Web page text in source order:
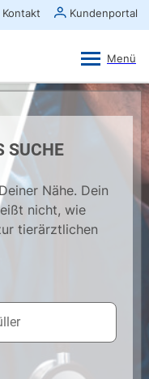
SUCHE
Nähe. Dein
nicht, wie
tierärztlichen
Ansehen